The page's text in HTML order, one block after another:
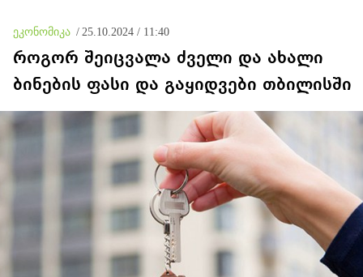
ეკონომიკა / 25.10.2024 / 11:40
როგორ შეიცვალა ძველი და ახალი
ბინების ფასი და გაყიდვები თბილისში